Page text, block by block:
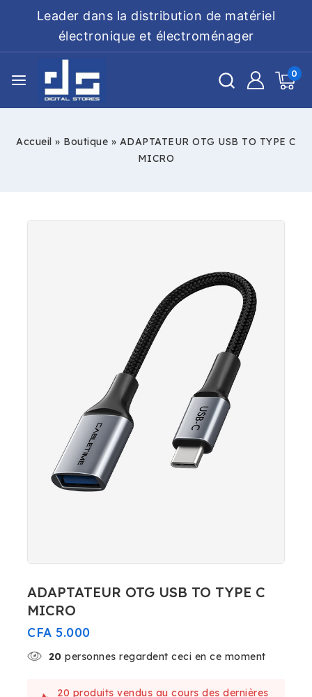
Leader dans la distribution de matériel
électronique et électroménager
0
Accueil » Boutique » ADAPTATEUR OTG USB TO TYPE C
MICRO
ADAPTATEUR OTG USB TO TYPE C
MICRO
CFA 5.000
20 personnes regardent ceci en ce moment
20 produits vendus au cours des dernières